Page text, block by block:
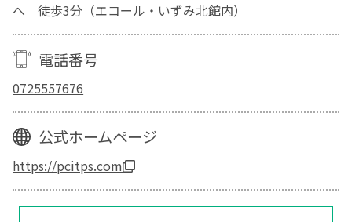
へ 徒歩3分（エコール・いずみ北館内）
電話番号
0725557676
公式ホームページ
https://pcitps.com